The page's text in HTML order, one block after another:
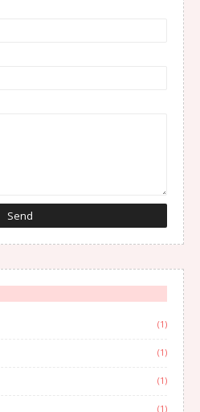
(1)
(1)
(1)
(1)